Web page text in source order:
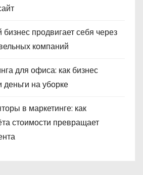
бизнес продвигает себя через
компаний
для офиса: как бизнес
на уборке
в маркетинге: как
стоимости превращает